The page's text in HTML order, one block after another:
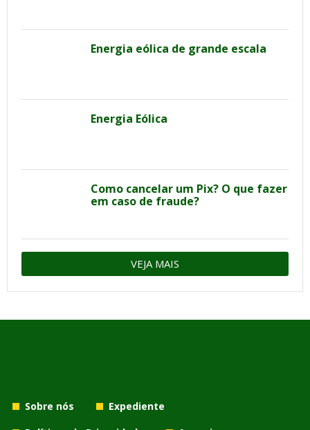
Energia eólica de grande escala
Energia Eólica
Como cancelar um Pix? O que fazer
em caso de fraude?
VEJA MAIS
Sobre nós
Expediente